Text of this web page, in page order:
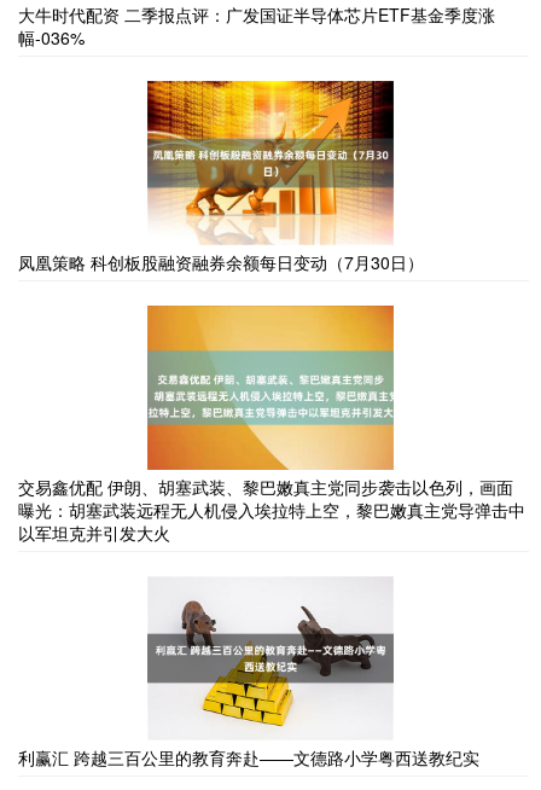
大牛时代配资 二季报点评：广发国证半导体芯片ETF基金季度涨
幅-036%
凤凰策略 科创板股融资融券余额每日变动（7月30日）
交易鑫优配 伊朗、胡塞武装、黎巴嫩真主党同步袭击以色列，画面
曝光：胡塞武装远程无人机侵入埃拉特上空，黎巴嫩真主党导弹击中
以军坦克并引发大火
利赢汇 跨越三百公里的教育奔赴——文德路小学粤西送教纪实